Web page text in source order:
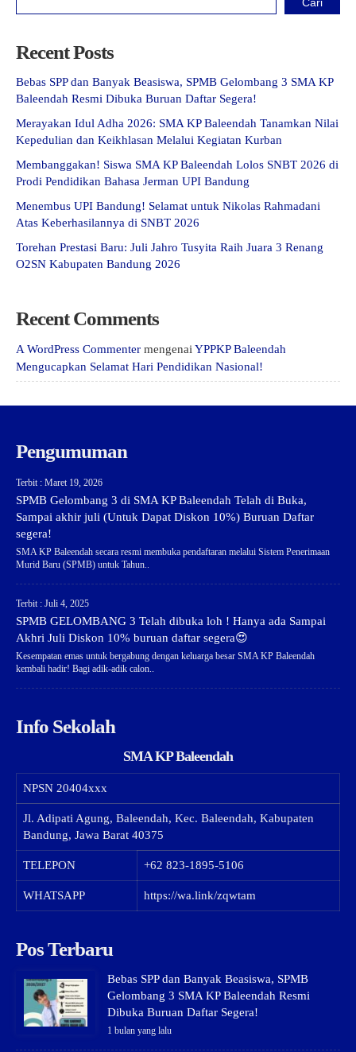
Cari
Recent Posts
Bebas SPP dan Banyak Beasiswa, SPMB Gelombang 3 SMA KP
Baleendah Resmi Dibuka Buruan Daftar Segera!
Merayakan Idul Adha 2026: SMA KP Baleendah Tanamkan Nilai
Kepedulian dan Keikhlasan Melalui Kegiatan Kurban
Membanggakan! Siswa SMA KP Baleendah Lolos SNBT 2026 di
Prodi Pendidikan Bahasa Jerman UPI Bandung
Menembus UPI Bandung! Selamat untuk Nikolas Rahmadani
Atas Keberhasilannya di SNBT 2026
Torehan Prestasi Baru: Juli Jahro Tusyita Raih Juara 3 Renang
O2SN Kabupaten Bandung 2026
Recent Comments
A WordPress Commenter mengenaiYPPKP Baleendah
Mengucapkan Selamat Hari Pendidikan Nasional!
Pengumuman
Terbit : Maret 19, 2026
SPMB Gelombang 3 di SMA KP Baleendah Telah di Buka,
Sampai akhir juli (Untuk Dapat Diskon 10%) Buruan Daftar
segera!
SMA KP Baleendah secara resmi membuka pendaftaran melalui Sistem Penerimaan
Murid Baru (SPMB) untuk Tahun..
Terbit : Juli 4, 2025
SPMB GELOMBANG 3 Telah dibuka loh ! Hanya ada Sampai
Akhri Juli Diskon 10% buruan daftar segera😍
Kesempatan emas untuk bergabung dengan keluarga besar SMA KP Baleendah
kembali hadir! Bagi adik-adik calon..
Info Sekolah
SMA KP Baleendah
NPSN 20404xxx
Jl. Adipati Agung, Baleendah, Kec. Baleendah, Kabupaten
Bandung, Jawa Barat 40375
TELEPON +62 823-1895-5106
WHATSAPP https://wa.link/zqwtam
Pos Terbaru
Bebas SPP dan Banyak Beasiswa, SPMB
Gelombang 3 SMA KP Baleendah Resmi
Dibuka Buruan Daftar Segera!
1 bulan yang lalu